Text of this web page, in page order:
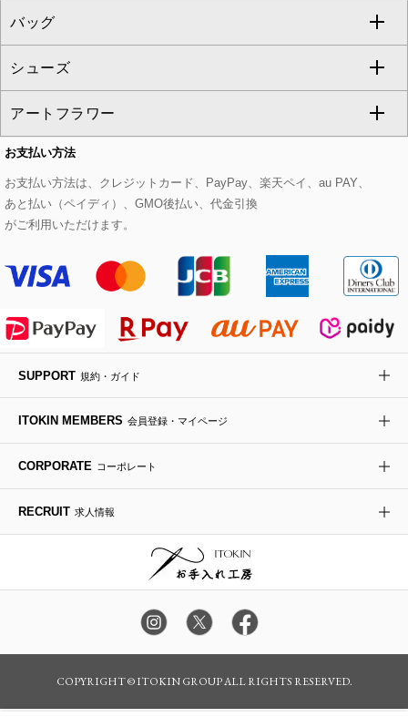
eur3
Maison de CINQ
MK MICHEL KLEIN BAG
HIROKO KOSHINO
パーカー
タンクトップ・キャミソール
スウェット・ジャージー
その他のトップス
サロペット・オールインワン
その他のパンツ
ショート・ミニ丈スカート
その他のスカート
セットアップ
セットアップジャケット
セットアップパンツ
セットアップスカート
セットアップワンピース
ピーコート
ダッフルコート
チェスターコート
モッズコート
ステンカラーコート
ライダースジャケット
デニムジャケット
ダウンジャケット・コート
マスク
ストール・マフラー・スヌード
ベルト・サスペンダー
帽子
ヘアアクセサリー
ハンカチ・バンダナ
手袋
チャーム・ストラップ
その他のグッズ・小物
すべてのアクセサリー
ネックレス
ピアス・イヤリング
ブレスレット・バングル
ブローチ・コサージュ
バッグ
すべてのバッグ
トートバッグ
ショルダーバッグ
ボストンバッグ
バックパック・リュック
ボディバッグ・メッセンジャーバッグ
トラベルバッグ
シューズ
すべてのシューズ
パンプス
スニーカー
フラットシューズ
ローファー
ドレスシューズ
アートフラワー
すべてのアートフラワー
ローズ
カサブランカ・カラー
ラナンキュラス
ポプリアレンジ＆フレグランス
お支払い方法
お支払い方法は、クレジットカード、PayPay、楽天ペイ、au PAY、
あと払い（ペイディ）、GMO後払い、代金引換
がご利用いただけます。
SUPPORT 規約・ガイド
ITOKIN MEMBERS 会員登録・マイページ
CORPORATE コーポレート
RECRUIT 求人情報
COPYRIGHT © ITOKIN GROUP ALL RIGHTS RESERVED.